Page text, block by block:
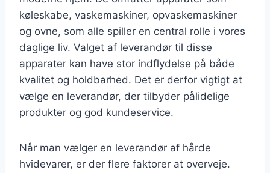
køleskabe, vaskemaskiner, opvaskemaskiner
og ovne, som alle spiller en central rolle i vores
daglige liv. Valget af leverandør til disse
apparater kan have stor indflydelse på både
kvalitet og holdbarhed. Det er derfor vigtigt at
vælge en leverandør, der tilbyder pålidelige
produkter og god kundeservice.
Når man vælger en leverandør af hårde
hvidevarer, er der flere faktorer at overveje.